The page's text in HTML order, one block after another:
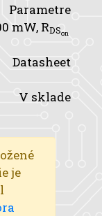
Parametre
mW, RDSon
Datasheet
V sklade
je